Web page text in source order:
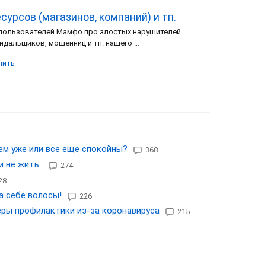
(магазинов, компаний) и тп.
Мамфо про злостых нарушителей
мошенниц и тп. нашего …
уже или все еще спокойны? 368
жить.. 274
себе волосы! 226
профилактики из-за коронавируса 215